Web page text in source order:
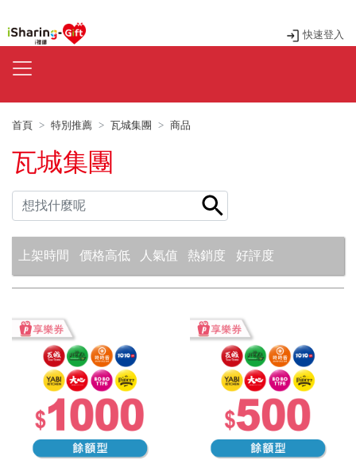
快速登入
首頁 特別推薦 瓦城集團 商品
瓦城集團
上架時間 價格高低 人氣值 熱銷度 好評度